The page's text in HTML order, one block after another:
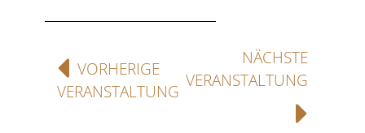
VORHERIGE
VERANSTALTUNG
NÄCHSTE
VERANSTALTUNG